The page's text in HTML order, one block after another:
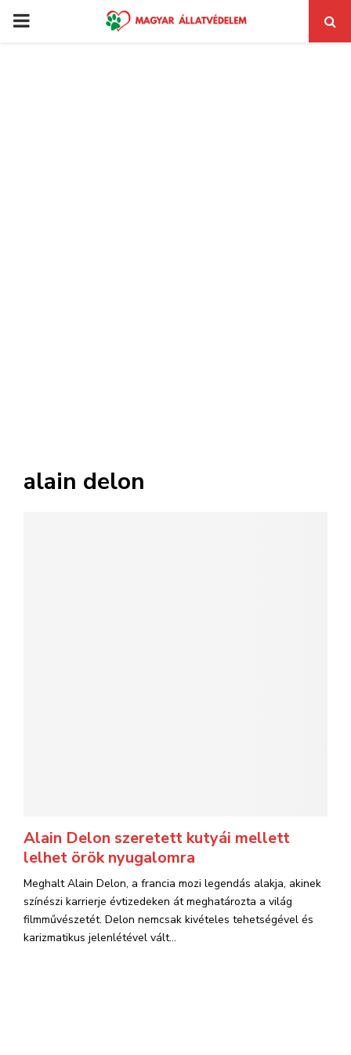
PRIMARY
alain delon
Alain Delon szeretett kutyái mellett
lelhet örök nyugalomra
Meghalt Alain Delon, a francia mozi legendás alakja, akinek
színészi karrierje évtizedeken át meghatározta a világ
filmművészetét. Delon nemcsak kivételes tehetségével és
karizmatikus jelenlétével vált...